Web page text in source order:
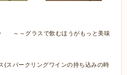
スで飲むほうがもっと美味
リングワインの持ち込みの時